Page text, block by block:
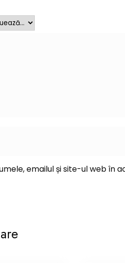
emailul și site-ul web în